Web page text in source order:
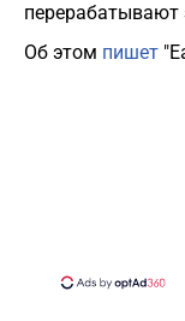
перерабатывают
Об этом пишет